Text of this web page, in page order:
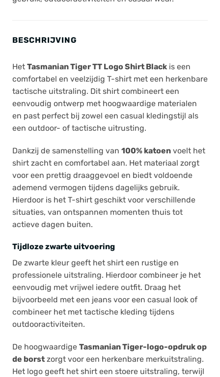
BESCHRIJVING
Het Tasmanian Tiger TT Logo Shirt Black is een
comfortabel en veelzijdig T-shirt met een herkenbare
tactische uitstraling. Dit shirt combineert een
eenvoudig ontwerp met hoogwaardige materialen
en past perfect bij zowel een casual kledingstijl als
een outdoor- of tactische uitrusting.
Dankzij de samenstelling van 100% katoen voelt het
shirt zacht en comfortabel aan. Het materiaal zorgt
voor een prettig draaggevoel en biedt voldoende
ademend vermogen tijdens dagelijks gebruik.
Hierdoor is het T-shirt geschikt voor verschillende
situaties, van ontspannen momenten thuis tot
actieve dagen buiten.
Tijdloze zwarte uitvoering
De zwarte kleur geeft het shirt een rustige en
professionele uitstraling. Hierdoor combineer je het
eenvoudig met vrijwel iedere outfit. Draag het
bijvoorbeeld met een jeans voor een casual look of
combineer het met tactische kleding tijdens
outdooractiviteiten.
De hoogwaardige Tasmanian Tiger-logo-opdruk op
de borst zorgt voor een herkenbare merkuitstraling.
Het logo geeft het shirt een stoere uitstraling, terwijl